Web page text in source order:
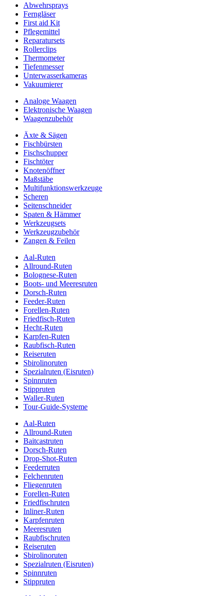
Abwehrsprays
Ferngläser
First aid Kit
Pflegemittel
Reparatursets
Rollerclips
Thermometer
Tiefenmesser
Unterwasserkameras
Vakuumierer
Analoge Waagen
Elektronische Waagen
Waagenzubehör
Äxte & Sägen
Fischbürsten
Fischschupper
Fischtöter
Knotenöffner
Maßstäbe
Multifunktionswerkzeuge
Scheren
Seitenschneider
Spaten & Hämmer
Werkzeugsets
Werkzeugzubehör
Zangen & Feilen
Aal-Ruten
Allround-Ruten
Bolognese-Ruten
Boots- und Meeresruten
Dorsch-Ruten
Feeder-Ruten
Forellen-Ruten
Friedfisch-Ruten
Hecht-Ruten
Karpfen-Ruten
Raubfisch-Ruten
Reiseruten
Sbirolinoruten
Spezialruten (Eisruten)
Spinnruten
Stippruten
Waller-Ruten
Tour-Guide-Systeme
Aal-Ruten
Allround-Ruten
Baitcastruten
Dorsch-Ruten
Drop-Shot-Ruten
Feederruten
Felchenruten
Fliegenruten
Forellen-Ruten
Friedfischruten
Inliner-Ruten
Karpfenruten
Meeresruten
Raubfischruten
Reiseruten
Sbirolinoruten
Spezialruten (Eisruten)
Spinnruten
Stippruten